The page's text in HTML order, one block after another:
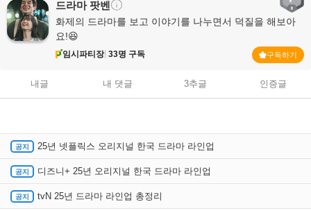
드라마팟벤
임시파티장 33명 구독
화제의 드라마를 보고 이야기를 나누면서 덕질을 해보아
요!😆
구독하기
내글 내 댓글 3추글 인증글
25년 넷플릭스 오리지널 한국 드라마 라인업
디즈니+ 25년 오리지널 한국 드라마 라인업
tvN 25년 드라마 라인업 총정리